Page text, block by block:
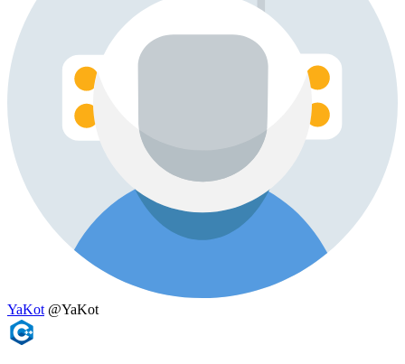
YaKot @YaKot